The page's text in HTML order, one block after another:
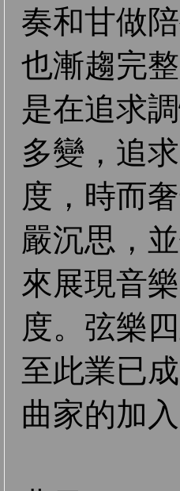
奏和甘做
也漸趨完
是在追求
多變，追
度，時而
嚴沉思，
來展現音
度。弦樂
至此業已
曲家的加